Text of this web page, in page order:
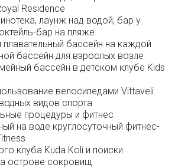
Residence
лаунж над водой, бар у
бар на пляже
бассейн на каждой
бассейн для взрослых возле
бассейн в детском клубе Kids
велосипедами Vittaveli
видов спорта
процедуры и фитнес
на воде круглосуточный фитнес-
клуба Kuda Koli и поиски
острове сокровищ